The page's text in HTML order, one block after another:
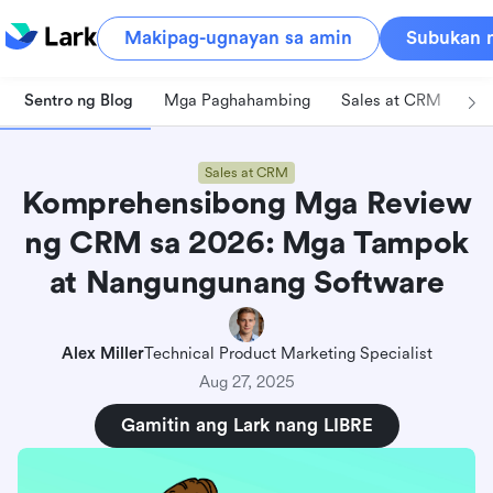
Makipag-ugnayan sa amin Subukan
Sentro ng Blog Mga Paghahambing Sales at CRM
Sales at CRM
Komprehensibong Mga Review
ng CRM sa 2026: Mga Tampok
at Nangungunang Software
Alex MillerTechnical Product Marketing Specialist
Aug 27, 2025
Gamitin ang Lark nang LIBRE